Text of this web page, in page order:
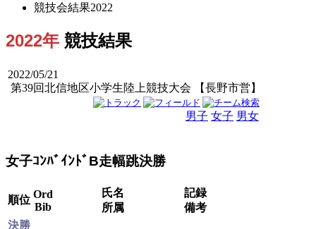
競技会結果2022
2022年 競技結果
2022/05/21
第39回北信地区小学生陸上競技大会 【長野市営】
男子 女子 男女
女子ｺﾝﾊﾞｲﾝﾄﾞB走幅跳決勝
順位 Ord
Bib
氏名
所属
記録
備考
決勝